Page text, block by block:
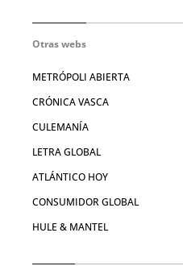
Otras webs
METRÓPOLI ABIERTA
CRÓNICA VASCA
CULEMANÍA
LETRA GLOBAL
ATLÁNTICO HOY
CONSUMIDOR GLOBAL
HULE & MANTEL